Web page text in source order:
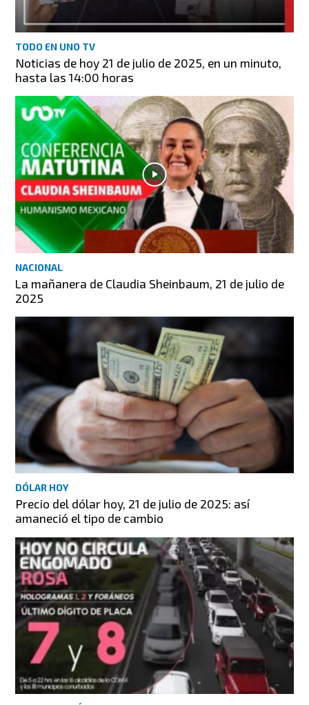
TODO EN UNO TV
Noticias de hoy 21 de julio de 2025, en un minuto,
hasta las 14:00 horas
NACIONAL
La mañanera de Claudia Sheinbaum, 21 de julio de
2025
DÓLAR HOY
Precio del dólar hoy, 21 de julio de 2025: así
amaneció el tipo de cambio